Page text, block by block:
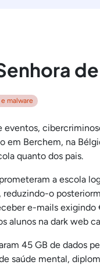
malware
eventos,
em Berchem, na
quanto dos pais.
a escola
o
e-mails
alunos na dark web
45 GB de dados
saúde mental,